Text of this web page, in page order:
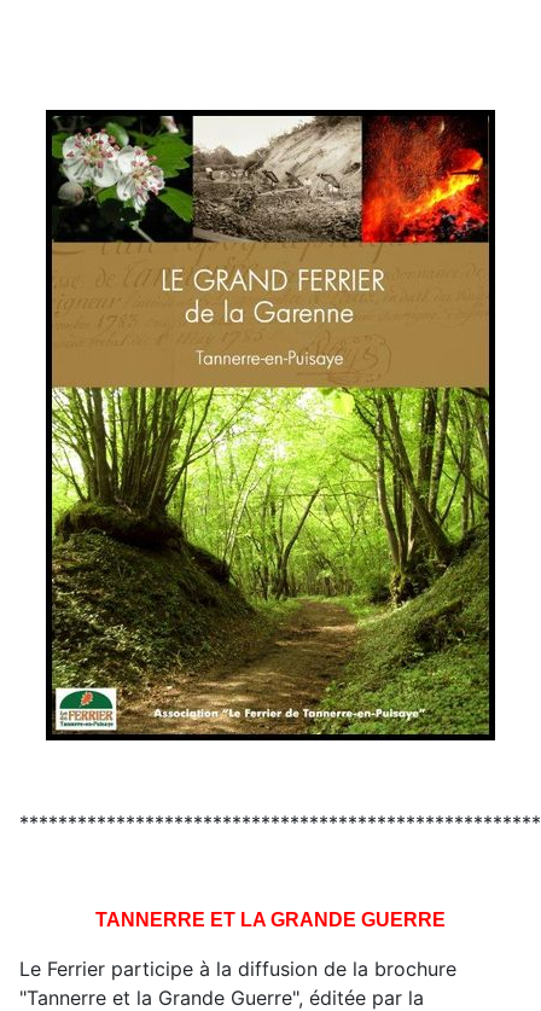
TANNERRE ET LA GRANDE GUERRE
Le Ferrier participe à la diffusion de la brochure
"Tannerre et la Grande Guerre", éditée par la